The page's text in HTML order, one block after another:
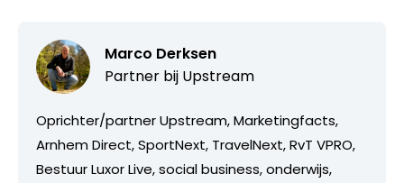
Marco Derksen
Partner bij Upstream
Oprichter/partner Upstream, Marketingfacts,
Arnhem Direct, SportNext, TravelNext, RvT VPRO,
Bestuur Luxor Live, social business, onderwijs,